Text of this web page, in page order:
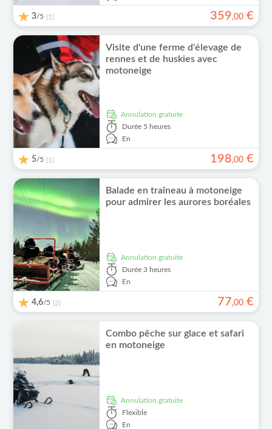
3/5 (1) 359,00 €
Visite d'une ferme d'élevage de
rennes et de huskies avec
motoneige
Annulation gratuite
Durée 5 heures
En
5/5 (1) 198,00 €
Balade en traîneau à motoneige
pour admirer les aurores boréales
Annulation gratuite
Durée 3 heures
En
4,6/5 (2) 77,00 €
Combo pêche sur glace et safari
en motoneige
Annulation gratuite
Flexible
En